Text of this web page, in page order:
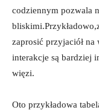
codziennym‌ pozwala
zaprosić ⁢przyjaciół na
interakcje są bardziej
więzi.
Oto przykładowa